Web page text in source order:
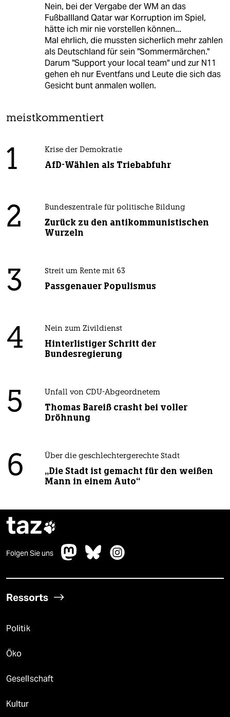
Nein, bei der Vergabe der WM an das
Fußballland Qatar war Korruption im Spiel,
hätte ich mir nie vorstellen können...
Mal ehrlich, die mussten sicherlich mehr zahlen
als Deutschland für sein "Sommermärchen."
Darum "Support your local team" und zur N11
gehen eh nur Eventfans und Leute die sich das
Gesicht bunt anmalen wollen.
meistkommentiert
1 Krise der Demokratie
AfD-Wählen als Triebabfuhr
2 Bundeszentrale für politische Bildung
Zurück zu den antikommunistischen
Wurzeln
3 Streit um Rente mit 63
Passgenauer Populismus
4 Nein zum Zivildienst
Hinterlistiger Schritt der
Bundesregierung
5 Unfall von CDU-Abgeordnetem
Thomas Bareiß crasht bei voller
Dröhnung
6 Über die geschlechtergerechte Stadt
„Die Stadt ist gemacht für den weißen
Mann in einem Auto“
taz
Folgen Sie uns
Ressorts
Politik
Öko
Gesellschaft
Kultur